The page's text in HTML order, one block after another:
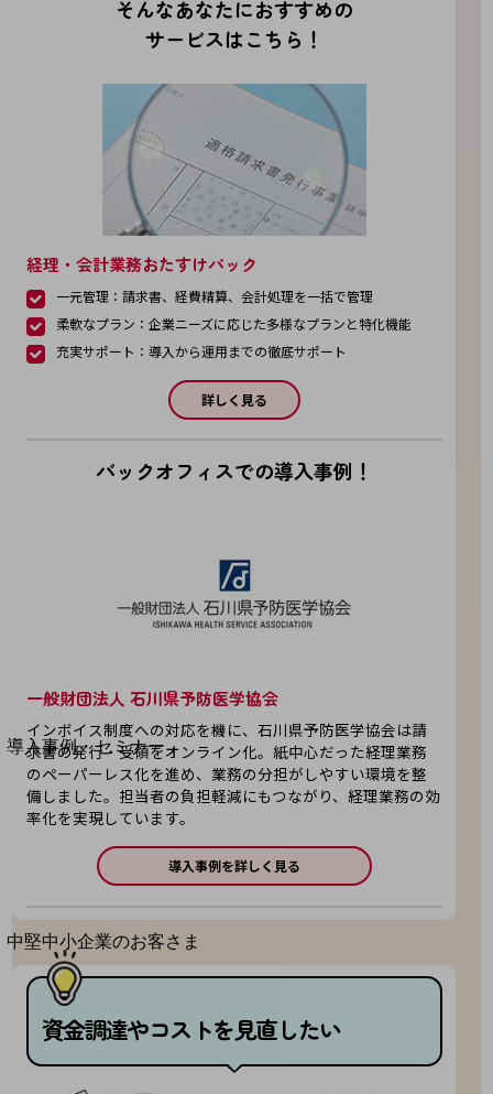
IOT完了済みメーカーブランド製品
ドコモBiz データ無制限 ドコモ MAX ドコモ mini ドコモBiz かけ放題
5Gデータプラス
データプラス
IoT向け回線料金
別ウィンドウで開きます
サービスをご利用中のお客さま
導入事例・セミナー
導入事例TOP
最新の導入事例や注目の導入事例をご紹介します
開催・出展する各種セミナー、イベント情報をご紹介します
中堅中小企業のお客さま
NTTドコモビジネスウォッチ
ビジネスお役立ち情報
旬な話題やお役立ち資料などDXの課題を
解決するヒントをお届けする記事サイト
そんなあなたにおすすめの
サービスはこちら！
経理・会計業務おたすけパック
一元管理：請求書、経費精算、会計処理を一括で管理
柔軟なプラン：企業ニーズに応じた多様なプランと特化機能
充実サポート：導入から運用までの徹底サポート
詳しく見る
バックオフィスでの導入事例！
一般財団法人 石川県予防医学協会
インボイス制度への対応を機に、石川県予防医学協会は請
求書の発行・受領をオンライン化。紙中心だった経理業務
のペーパーレス化を進め、業務の分担がしやすい環境を整
備しました。担当者の負担軽減にもつながり、経理業務の効
率化を実現しています。
導入事例を詳しく見る
資金調達やコストを見直したい